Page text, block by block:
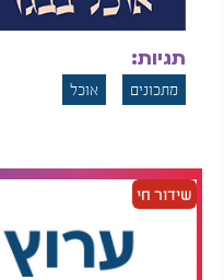
יש לערבב היטב לפני
הרוטב יכול לשמש
ירוקים או כתוספת
ויכול לשמש כתוספת
השילוב של חומציות
מתיקות הדבש ועומק
טעמים עשירה ומרתקת.
תגיות:
מתכונים אוכל
שידור חי